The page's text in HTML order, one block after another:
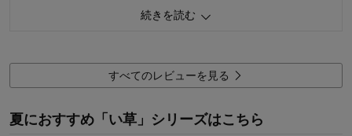
人が参考になりました
機能
5.0
使用感・使いやすさ
5.0
購入商品： サックス（夏休み）, Ｍ
続きを読む
すべてのレビューを見る
夏におすすめ「い草」シリーズはこちら